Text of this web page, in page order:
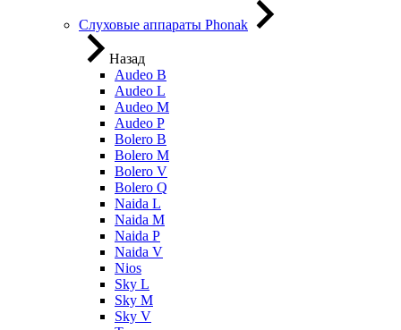
Слуховые аппараты Phonak
Назад
Audeo B
Audeo L
Audeo М
Audeo P
Bolero B
Bolero M
Bolero V
Bolero Q
Naida L
Naida M
Naida P
Naida V
Nios
Sky L
Sky M
Sky V